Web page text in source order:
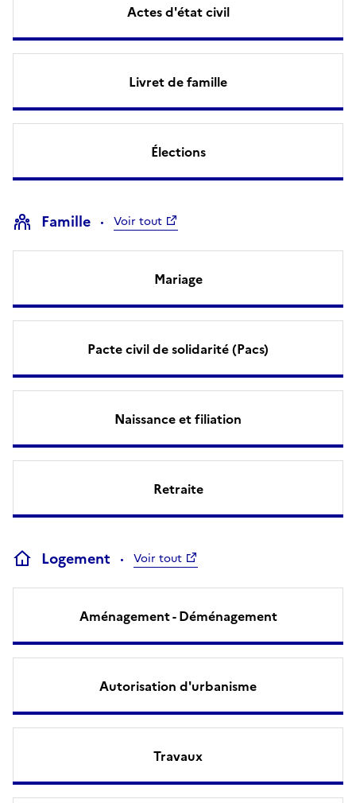
Actes d'état civil
Livret de famille
Élections
Famille Voir tout
Mariage
Pacte civil de solidarité (Pacs)
Naissance et filiation
Retraite
Logement Voir tout
Aménagement - Déménagement
Autorisation d'urbanisme
Travaux